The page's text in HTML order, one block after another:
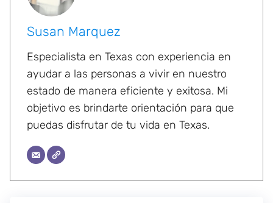
Susan Marquez
Especialista en Texas con experiencia en
ayudar a las personas a vivir en nuestro
estado de manera eficiente y exitosa. Mi
objetivo es brindarte orientación para que
puedas disfrutar de tu vida en Texas.